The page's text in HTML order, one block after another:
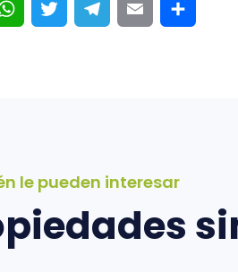
le pueden interesar